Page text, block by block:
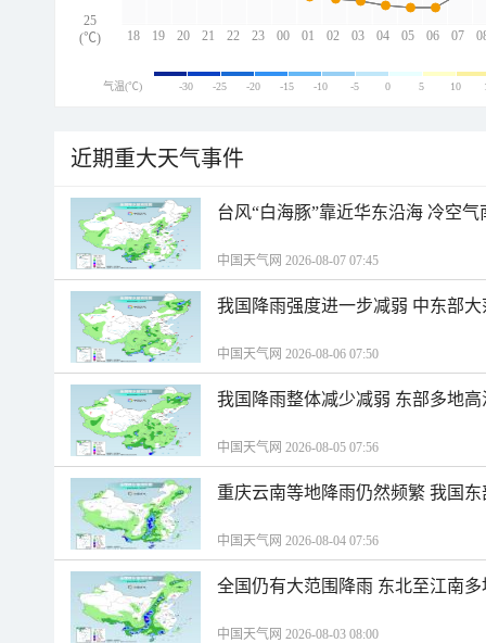
18 19 20 21 22 23 00 01 02 03 04 05 06 07
25
(℃)
气温(℃) -30 -25 -20 -15 -10 -5 0 5 10
近期重大天气事件
台风“白海豚”靠近华东沿海 冷空
中国天气网 2026-08-07 07:45
我国降雨强度进一步减弱 中东部
中国天气网 2026-08-06 07:50
我国降雨整体减少减弱 东部多地
中国天气网 2026-08-05 07:56
重庆云南等地降雨仍然频繁 我国
中国天气网 2026-08-04 07:56
全国仍有大范围降雨 东北至江南
中国天气网 2026-08-03 08:00